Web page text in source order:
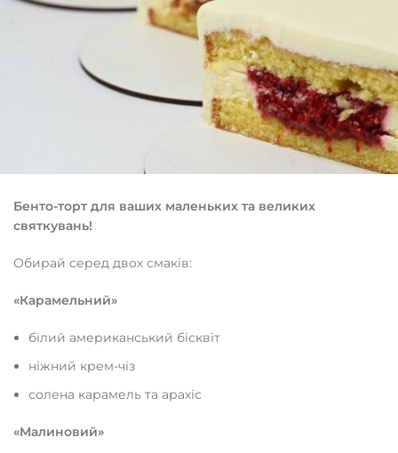
Бенто-торт для ваших маленьких та великих
святкувань!
Обирай серед двох смаків:
«Карамельний»
білий американський бісквіт
ніжний крем-чіз
солена карамель та арахіс
«Малиновий»